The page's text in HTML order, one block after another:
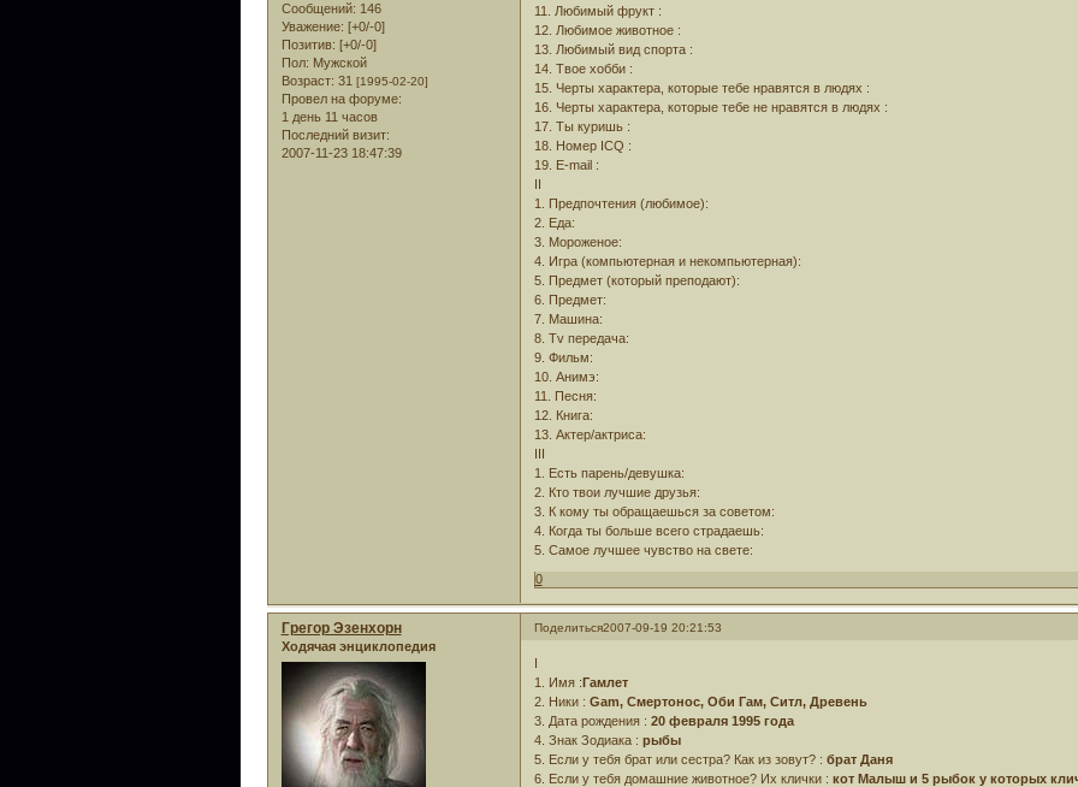
Сообщений: 146
Уважение: [+0/-0]
Позитив: [+0/-0]
Пол: Мужской
Возраст: 31 [1995-02-20]
Провел на форуме:
1 день 11 часов
Последний визит:
2007-11-23 18:47:39
11. Любимый фрукт :
12. Любимое животное :
13. Любимый вид спорта :
14. Твое хобби :
15. Черты характера, которые тебе нравятся в людях :
16. Черты характера, которые тебе не нравятся в людях :
17. Ты куришь :
18. Номер ICQ :
19. Е-mail :
II
1. Предпочтения (любимое):
2. Еда:
3. Мороженое:
4. Игра (компьютерная и некомпьютерная):
5. Предмет (который преподают):
6. Предмет:
7. Машина:
8. Tv передача:
9. Фильм:
10. Анимэ:
11. Песня:
12. Книга:
13. Актер/актриса:
III
1. Есть парень/девушка:
2. Кто твои лучшие друзья:
3. К кому ты обращаешься за советом:
4. Когда ты больше всего страдаешь:
5. Самое лучшее чувство на свете:
0
Поделиться2007-09-19 20:21:53
Грегор Эзенхорн
Ходячая энциклопедия
I
1. Имя :Гамлет
2. Ники : Gam, Смертонос, Оби Гам, Ситл, Древень
3. Дата рождения : 20 февраля 1995 года
4. Знак Зодиака : рыбы
5. Если у тебя брат или сестра? Как из зовут? : брат Даня
6. Если у тебя домашние животное? Их клички : кот Малыш и 5 рыбок у которых